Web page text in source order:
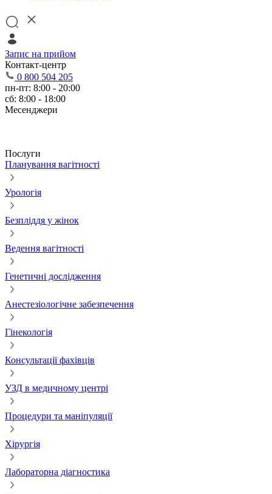
Запис на прийом
Контакт-центр
0 800 504 205
пн-пт: 8:00 - 20:00
сб: 8:00 - 18:00
Месенджери
Послуги
Планування вагітності
Урологія
Безпліддя у жінок
Ведення вагітності
Генетичні дослідження
Анестезіологічне забезпечення
Гінекологія
Консультації фахівців
УЗД в медичному центрі
Процедури та маніпуляції
Хірургія
Лабораторна діагностика